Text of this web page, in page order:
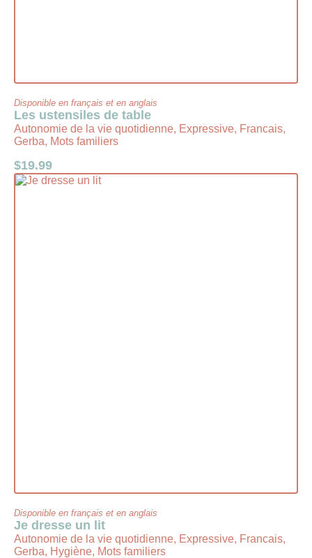
Disponible en français et en anglais
Les ustensiles de table
Autonomie de la vie quotidienne, Expressive, Francais,
Gerba, Mots familiers
$19.99
Disponible en français et en anglais
Je dresse un lit
Autonomie de la vie quotidienne, Expressive, Francais,
Gerba, Hygiène, Mots familiers